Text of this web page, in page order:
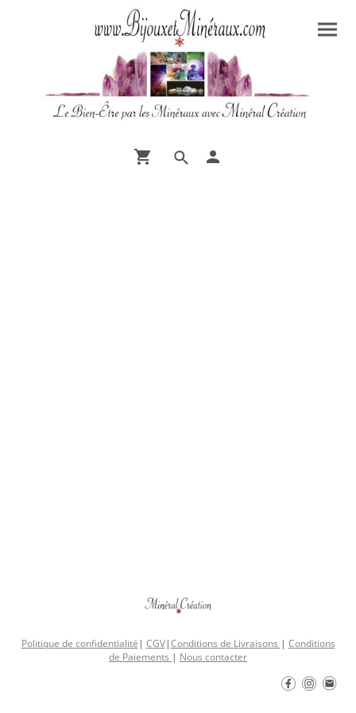
Politique de confidentialité | CGV|Conditions de Livraisons | Conditions
de Paiements | Nous contacter